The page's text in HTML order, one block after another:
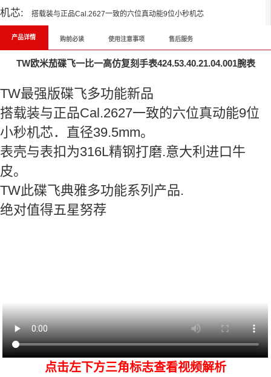
机芯: 搭载装与正品Cal.2627一致的六位真动能9位小秒机芯
产品详情 购前必读 使用注意事项 售后服务
TW欧米茄碟飞一比一高仿复刻手表424.53.40.21.04.001腕表
TW最强版碟飞多功能新品
搭载装与正品Cal.2627一致的六位真动能9位
小秒机芯．直径39.5mm。
表壳与表扣为316L精钢打磨.意大利进口牛
皮。
TW此碟飞典雅多功能系列产品.
绝对值得五星努荐
点击左下方三角标志查看视频解析